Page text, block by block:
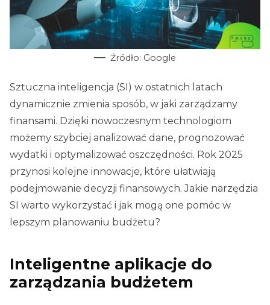
Źródło: Google
Sztuczna inteligencja (SI) w ostatnich latach
dynamicznie zmienia sposób, w jaki zarządzamy
finansami. Dzięki nowoczesnym technologiom
możemy szybciej analizować dane, prognozować
wydatki i optymalizować oszczędności. Rok 2025
przynosi kolejne innowacje, które ułatwiają
podejmowanie decyzji finansowych. Jakie narzędzia
SI warto wykorzystać i jak mogą one pomóc w
lepszym planowaniu budżetu?
Inteligentne aplikacje do
zarządzania budżetem